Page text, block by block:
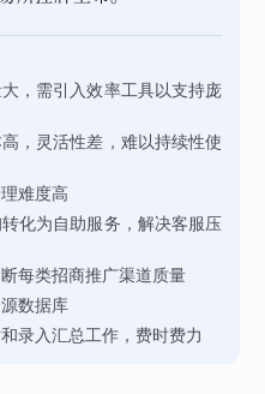
，需引入效率工具以支持庞
，灵活性差，难以持续性使
难度高
化为自助服务，解决客服压
每类招商推广渠道质量
数据库
录入汇总工作，费时费力